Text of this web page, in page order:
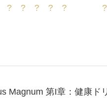
? ? ? ? ? ?
Magnum 第I章：健康